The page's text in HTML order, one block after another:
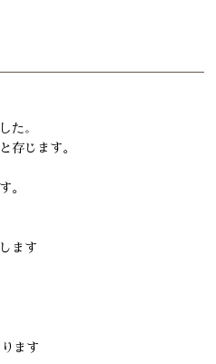
た。
存じます。
。
ます
ます